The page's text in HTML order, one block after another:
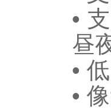
•
昼
•
•